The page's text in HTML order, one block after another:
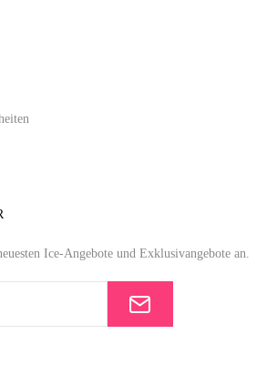
Ice-Angebote und Exklusivangebote an.